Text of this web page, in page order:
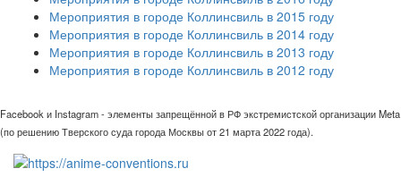
Мероприятия в городе Коллинсвиль в 2015 году
Мероприятия в городе Коллинсвиль в 2014 году
Мероприятия в городе Коллинсвиль в 2013 году
Мероприятия в городе Коллинсвиль в 2012 году
Facebook и Instagram - элементы запрещённой в РФ экстремистской организации Meta
(по решению Тверского суда города Москвы от 21 марта 2022 года).